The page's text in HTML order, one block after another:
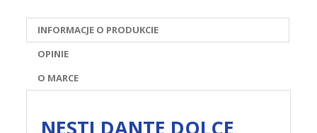
INFORMACJE O PRODUKCIE
OPINIE
O MARCE
NESTI DANTE DOLCE